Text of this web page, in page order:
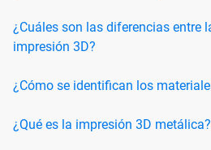
¿Cuáles son las diferencias entre
impresión 3D?
¿Cómo se identifican los
¿Qué es la impresión 3D metálica?